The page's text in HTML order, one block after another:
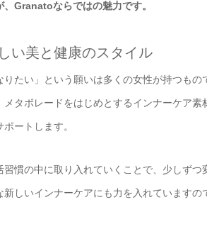
Granatoならではの魅力です。
い美と健康のスタイル
りたい」という願いは多くの女性が持つも
メタボレードをはじめとするインナーケア
ートします。
慣の中に取り入れていくことで、少しず
しいインナーケアにも力を入れていますの